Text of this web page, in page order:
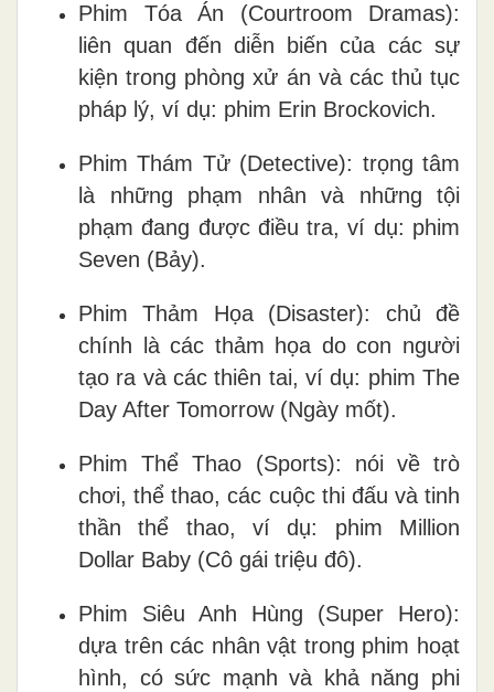
Phim Tóa Án (Courtroom Dramas):
liên quan đến diễn biến của các sự
kiện trong phòng xử án và các thủ tục
pháp lý, ví dụ: phim Erin Brockovich.
Phim Thám Tử (Detective): trọng tâm
là những phạm nhân và những tội
phạm đang được điều tra, ví dụ: phim
Seven (Bảy).
Phim Thảm Họa (Disaster): chủ đề
chính là các thảm họa do con người
tạo ra và các thiên tai, ví dụ: phim The
Day After Tomorrow (Ngày mốt).
Phim Thể Thao (Sports): nói về trò
chơi, thể thao, các cuộc thi đấu và tinh
thần thể thao, ví dụ: phim Million
Dollar Baby (Cô gái triệu đô).
Phim Siêu Anh Hùng (Super Hero):
dựa trên các nhân vật trong phim hoạt
hình, có sức mạnh và khả năng phi